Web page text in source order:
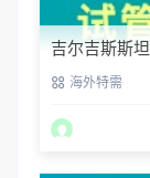
吉尔吉斯斯
海外特需